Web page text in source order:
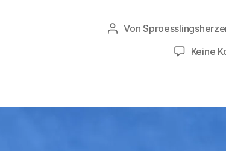
Beitragsautor
Von
Keine